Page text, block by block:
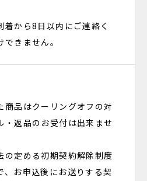
から8日以内にご連絡く
きません。
商品はクーリングオフの対
・返品のお受付は出来ませ
の定める初期契約解除制度
、お申込後にお送りする契